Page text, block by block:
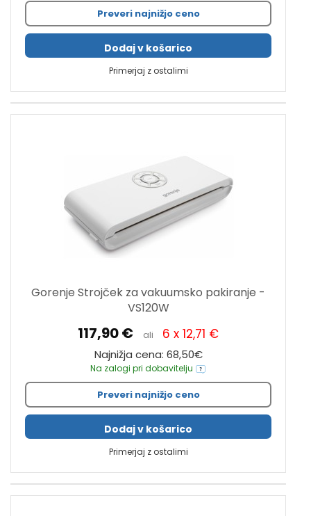
Preveri najnižjo ceno
Dodaj v košarico
Primerjaj z ostalimi
Gorenje Strojček za vakuumsko pakiranje -
VS120W
117,90 € ali 6 x 12,71 €
Najnižja cena: 68,50€
Na zalogi pri dobavitelju
Preveri najnižjo ceno
Dodaj v košarico
Primerjaj z ostalimi